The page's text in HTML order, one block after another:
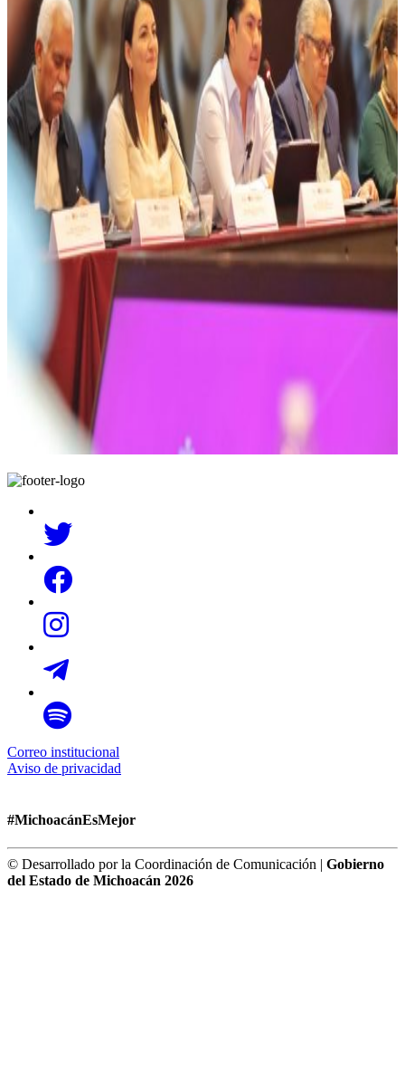
Correo institucional
Aviso de privacidad
#MichoacánEsMejor
© Desarrollado por la Coordinación de Comunicación | Gobierno
del Estado de Michoacán 2026